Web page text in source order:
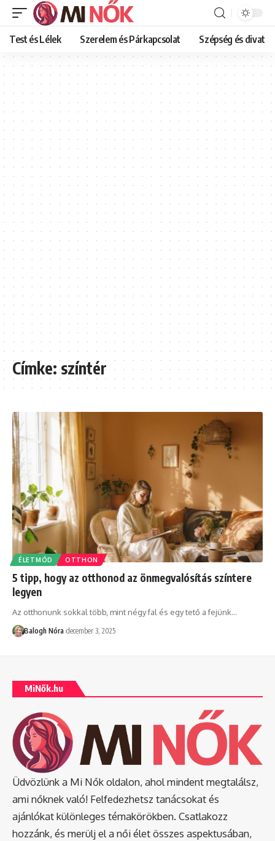
Test és Lélek Szerelem és Párkapcsolat Szépség és divat
Címke:színtér
ÉLETMÓD OTTHON
5 tipp, hogy az otthonod az önmegvalósítás színtere
legyen
Az otthonunk sokkal több, mint négy fal és egy tető a fejünk…
Balogh Nóra december 3, 2025
MiNők.hu
Üdvözlünk a Mi Nők oldalon, ahol mindent megtalálsz,
ami nőknek való! Felfedezhetsz tanácsokat és
ajánlókat különleges témakörökben. Csatlakozz
hozzánk, és merülj el a női élet összes aspektusában,